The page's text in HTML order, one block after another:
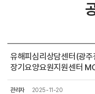
유해피심리상담센터(광
장기요양요원지원센터
관리자 2025-11-20